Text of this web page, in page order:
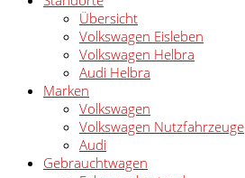
Übersicht
Volkswagen Eisleben
Volkswagen Helbra
Audi Helbra
Marken
Volkswagen
Volkswagen Nutzfahrzeuge
Audi
Gebrauchtwagen